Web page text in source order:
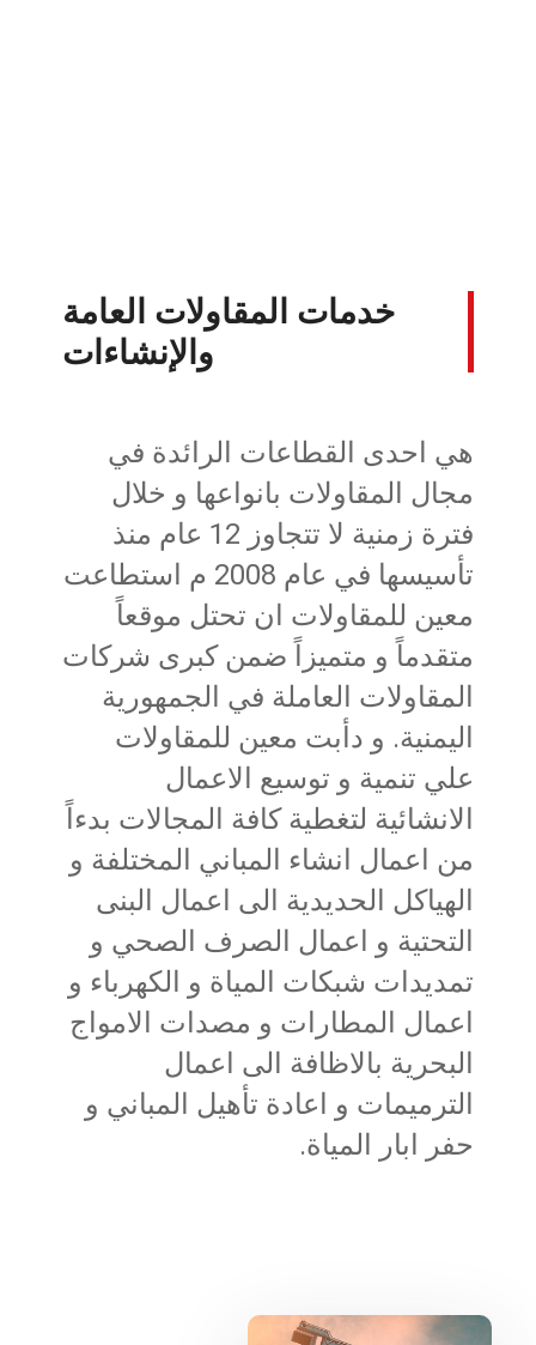
خدمات المقاولات العامة
والإنشاءات
هي احدى القطاعات الرائدة في
مجال المقاولات بانواعها و خلال
فترة زمنية لا تتجاوز 12 عام منذ
تأسيسها في عام 2008 م استطاعت
معين للمقاولات ان تحتل موقعاً
متقدماً و متميزاً ضمن كبرى شركات
المقاولات العاملة في الجمهورية
اليمنية. و دأبت معين للمقاولات
علي تنمية و توسيع الاعمال
الانشائية لتغطية كافة المجالات بدءاً
من اعمال انشاء المباني المختلفة و
الهياكل الحديدية الى اعمال البنى
التحتية و اعمال الصرف الصحي و
تمديدات شبكات المياة و الكهرباء و
اعمال المطارات و مصدات الامواج
البحرية بالاظافة الى اعمال
الترميمات و اعادة تأهيل المباني و
حفر ابار المياة.